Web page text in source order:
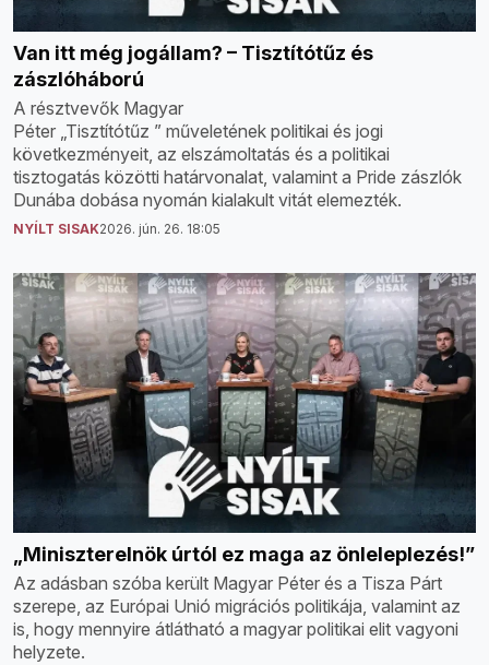
Van itt még jogállam? – Tisztítótűz és
zászlóháború
A résztvevők Magyar
Péter „Tisztítótűz ” műveletének politikai és jogi
következményeit, az elszámoltatás és a politikai
tisztogatás közötti határvonalat, valamint a Pride zászlók
Dunába dobása nyomán kialakult vitát elemezték.
NYÍLT SISAK2026. jún. 26. 18:05
„Miniszterelnök úrtól ez maga az önleleplezés!”
Az adásban szóba került Magyar Péter és a Tisza Párt
szerepe, az Európai Unió migrációs politikája, valamint az
is, hogy mennyire átlátható a magyar politikai elit vagyoni
helyzete.